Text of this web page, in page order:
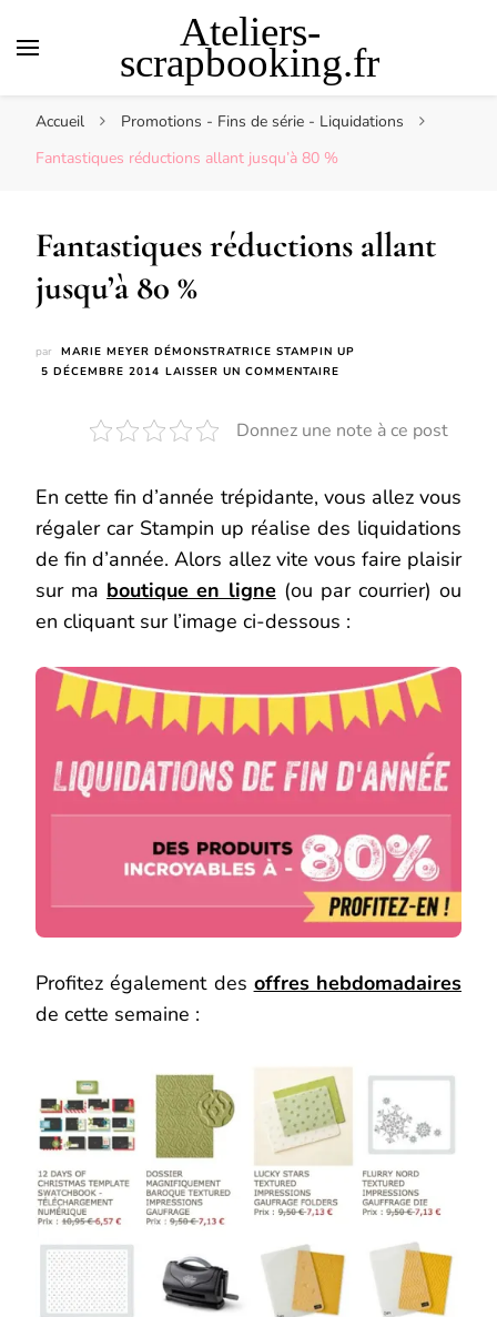
Ateliers-
scrapbooking.fr
Accueil
Promotions - Fins de série - Liquidations
Fantastiques réductions allant jusqu’à 80 %
Fantastiques réductions allant
jusqu’à 80 %
par
MARIE MEYER DÉMONSTRATRICE STAMPIN UP
5 DÉCEMBRE 2014 LAISSER UN COMMENTAIRE
ALLANT
%
Donnez une note à ce post
En cette fin d’année trépidante, vous allez vous
régaler car Stampin up réalise des liquidations
de fin d’année. Alors allez vite vous faire plaisir
sur ma boutique en ligne (ou par courrier) ou
en cliquant sur l’image ci-dessous :
Profitez également des offres hebdomadaires
de cette semaine :